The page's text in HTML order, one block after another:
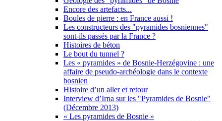
Encore des artefacts...
Boules de pierre : en France aussi !
Les constructeurs des "pyramides bosniennes"
sont-ils passés par la France ?
Histoires de béton
Le bout du tunnel ?
Les « pyramides » de Bosnie-Herzégovine : une
affaire de pseudo-archéologie dans le contexte
bosnien
Histoire d’un aller et retour
Interview d’Irna sur les "Pyramides de Bosnie"
(Décembre 2013)
« Les pyramides de Bosnie »